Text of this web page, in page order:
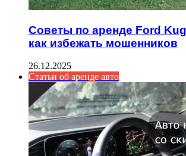
Советы по аренде Ford
как избежать мошенников
26.12.2025
Статьи об аренде авто